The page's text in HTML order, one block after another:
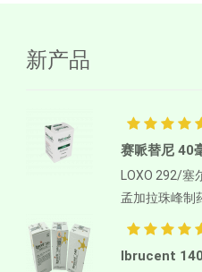
新产品
赛哌替尼 40
LOXO 292/塞
孟加拉珠峰制
Ibrucent